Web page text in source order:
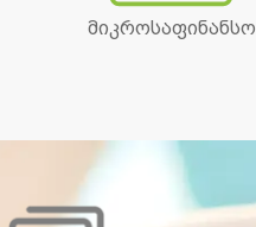
მიკროსაფინანსო